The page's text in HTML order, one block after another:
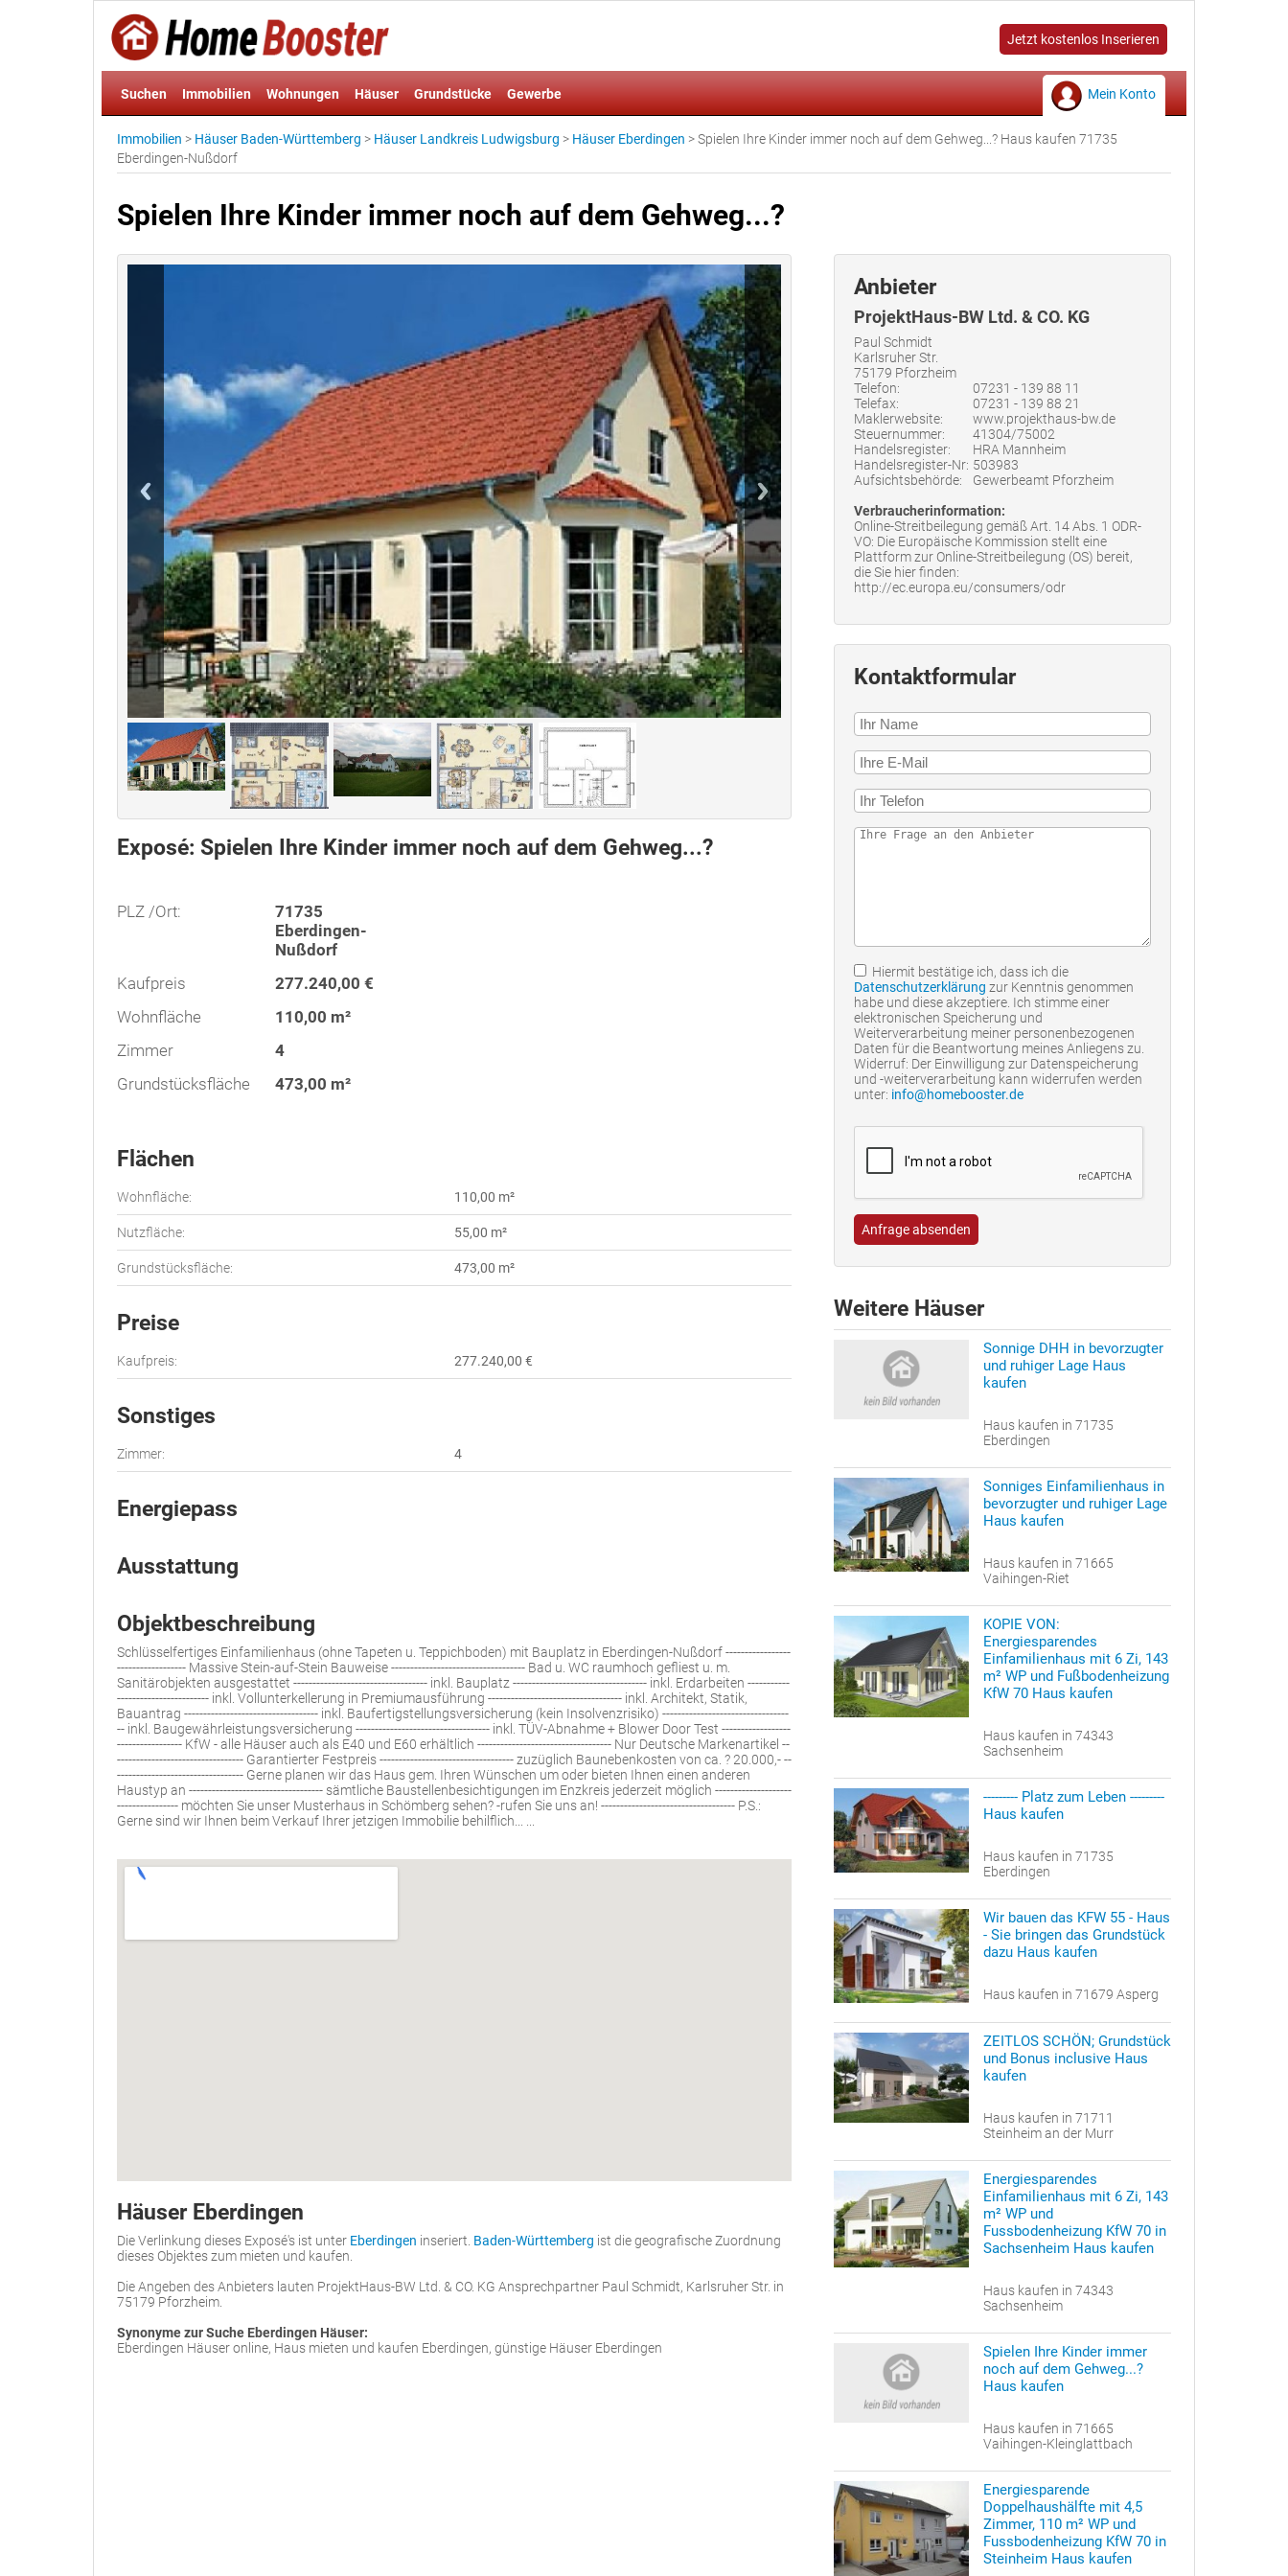
Jetzt kostenlos Inserieren
Suchen Immobilien Wohnungen Häuser Grundstücke Gewerbe Mein Konto
Immobilien > Häuser Baden-Württemberg > Häuser Landkreis Ludwigsburg > Häuser Eberdingen >Spielen Ihre Kinder immer noch auf dem Gehweg...? Haus kaufen 71735
Eberdingen-Nußdorf
Spielen Ihre Kinder immer noch auf dem Gehweg...?
Exposé: Spielen Ihre Kinder immer noch auf dem Gehweg...?
PLZ /Ort:
71735
Eberdingen-
Nußdorf
Kaufpreis
277.240,00 €
Wohnfläche
110,00 m²
Zimmer
4
Grundstücksfläche
473,00 m²
Flächen
Wohnfläche: 110,00 m²
Nutzfläche: 55,00 m²
Grundstücksfläche: 473,00 m²
Preise
Kaufpreis: 277.240,00 €
Sonstiges
Zimmer: 4
Energiepass
Ausstattung
Objektbeschreibung
Schlüsselfertiges Einfamilienhaus (ohne Tapeten u. Teppichboden) mit Bauplatz in Eberdingen-Nußdorf -----------------
------------------ Massive Stein-auf-Stein Bauweise ----------------------------------- Bad u. WC raumhoch gefliest u. m.
Sanitärobjekten ausgestattet ----------------------------------- inkl. Bauplatz ----------------------------------- inkl. Erdarbeiten -----------
------------------------ inkl. Vollunterkellerung in Premiumausführung ----------------------------------- inkl. Architekt, Statik,
Bauantrag ----------------------------------- inkl. Baufertigstellungsversicherung (kein Insolvenzrisiko) ---------------------------------
-- inkl. Baugewährleistungsversicherung ----------------------------------- inkl. TÜV-Abnahme + Blower Door Test ------------------
----------------- KfW - alle Häuser auch als E40 und E60 erhältlich ----------------------------------- Nur Deutsche Markenartikel --
--------------------------------- Garantierter Festpreis ----------------------------------- zuzüglich Baunebenkosten von ca. ? 20.000,- --
--------------------------------- Gerne planen wir das Haus gem. Ihren Wünschen um oder bieten Ihnen einen anderen
Haustyp an ----------------------------------- sämtliche Baustellenbesichtigungen im Enzkreis jederzeit möglich --------------------
---------------- möchten Sie unser Musterhaus in Schömberg sehen? -rufen Sie uns an! ----------------------------------- P.S.:
Gerne sind wir Ihnen beim Verkauf Ihrer jetzigen Immobilie behilflich... ...
Häuser Eberdingen
Die Verlinkung dieses Exposé's ist unter Eberdingen inseriert. Baden-Württemberg ist die geografische Zuordnung
dieses Objektes zum mieten und kaufen.
Die Angeben des Anbieters lauten ProjektHaus-BW Ltd. & CO. KG Ansprechpartner Paul Schmidt, Karlsruher Str. in
75179 Pforzheim.
Synonyme zur Suche Eberdingen Häuser:
Eberdingen Häuser online, Haus mieten und kaufen Eberdingen, günstige Häuser Eberdingen
Anbieter
ProjektHaus-BW Ltd. & CO. KG
Paul Schmidt
Karlsruher Str.
75179 Pforzheim
Telefon:
07231 - 139 88 11
Telefax:
07231 - 139 88 21
Maklerwebsite:
www.projekthaus-bw.de
Steuernummer:
41304/75002
Handelsregister:
HRA Mannheim
Handelsregister-Nr: 503983
Aufsichtsbehörde:
Gewerbeamt Pforzheim
Verbraucherinformation:
Online-Streitbeilegung gemäß Art. 14 Abs. 1 ODR-
VO: Die Europäische Kommission stellt eine
Plattform zur Online-Streitbeilegung (OS) bereit,
die Sie hier finden:
http://ec.europa.eu/consumers/odr
Kontaktformular
Hiermit bestätige ich, dass ich die
Datenschutzerklärung zur Kenntnis genommen
habe und diese akzeptiere. Ich stimme einer
elektronischen Speicherung und
Weiterverarbeitung meiner personenbezogenen
Daten für die Beantwortung meines Anliegens zu.
Widerruf: Der Einwilligung zur Datenspeicherung
und -weiterverarbeitung kann widerrufen werden
unter: info@homebooster.de
Anfrage absenden
Weitere Häuser
Sonnige DHH in bevorzugter
und ruhiger Lage Haus
kaufen
Haus kaufen in 71735
Eberdingen
Sonniges Einfamilienhaus in
bevorzugter und ruhiger Lage
Haus kaufen
Haus kaufen in 71665
Vaihingen-Riet
KOPIE VON:
Energiesparendes
Einfamilienhaus mit 6 Zi, 143
m² WP und Fußbodenheizung
KfW 70 Haus kaufen
Haus kaufen in 74343
Sachsenheim
--------- Platz zum Leben ---------
Haus kaufen
Haus kaufen in 71735
Eberdingen
Wir bauen das KFW 55 - Haus
- Sie bringen das Grundstück
dazu Haus kaufen
Haus kaufen in 71679 Asperg
ZEITLOS SCHÖN; Grundstück
und Bonus inclusive Haus
kaufen
Haus kaufen in 71711
Steinheim an der Murr
Energiesparendes
Einfamilienhaus mit 6 Zi, 143
m² WP und
Fussbodenheizung KfW 70 in
Sachsenheim Haus kaufen
Haus kaufen in 74343
Sachsenheim
Spielen Ihre Kinder immer
noch auf dem Gehweg...?
Haus kaufen
Haus kaufen in 71665
Vaihingen-Kleinglattbach
Energiesparende
Doppelhaushälfte mit 4,5
Zimmer, 110 m² WP und
Fussbodenheizung KfW 70 in
Steinheim Haus kaufen